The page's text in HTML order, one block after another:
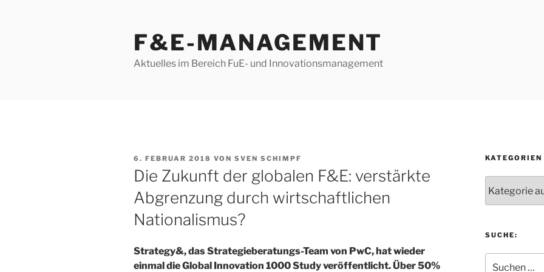
F&E-MANAGEMENT
Aktuelles im Bereich FuE- und Innovationsmanagement
VERÖFFENTLICHT
AM
6. FEBRUAR 2018 VON SVEN SCHIMPF
Die Zukunft der globalen F&E: verstärkte
Abgrenzung durch wirtschaftlichen
Nationalismus?
Strategy&, das Strategieberatungs-Team von PwC, hat wieder
einmal die Global Innovation 1000 Study veröffentlicht. Über 50%
KATEGORIEN
SUCHE: